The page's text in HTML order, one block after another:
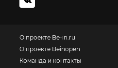
О проекте Be-in.ru
О проекте Beinopen
Команда и контакты